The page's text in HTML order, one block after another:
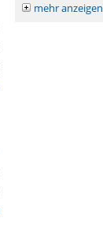
mehr anzeigen